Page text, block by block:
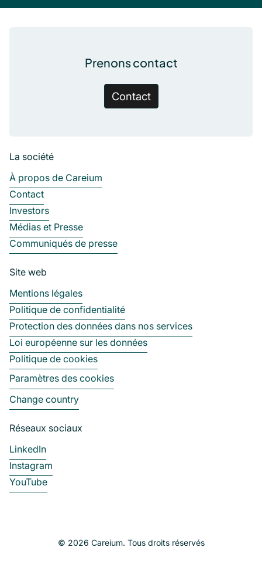
La société
À propos de Careium
Contact
Investors
Médias et Presse
Communiqués de presse
Site web
Mentions légales
Politique de confidentialité
Protection des données dans nos services
Loi européenne sur les données
Politique de cookies
Paramètres des cookies
Change country
Réseaux sociaux
LinkedIn
Instagram
YouTube
Prenons contact
Contact
© 2026 Careium. Tous droits réservés